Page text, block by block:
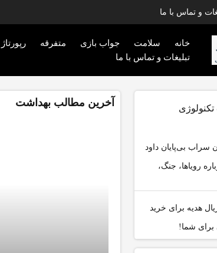
و تماس با ما
خانه سلامت جواب بازی متفرقه
تبلیغات و تماس با ما
سراب بی‌پایان داود
رویاها، جنگ،
هدیه برای خرید
برای شما!
آخرین مطالب بهداشت